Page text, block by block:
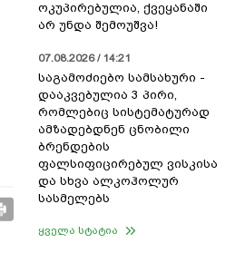
ოკუპირებულია, ქვეყანაში
არ უნდა შემოუშვა!
07.08.2026 / 14:21
საგამოძიებო სამსახური -
დააკვებულია 3 პირი,
რომლებიც სისტემატურად
ამზადებდნენ ცნობილი
ბრენდების
ფალსიფიცირებულ ვისკისა
და სხვა ალკოჰოლურ
სასმელებს
ყველა სტატია